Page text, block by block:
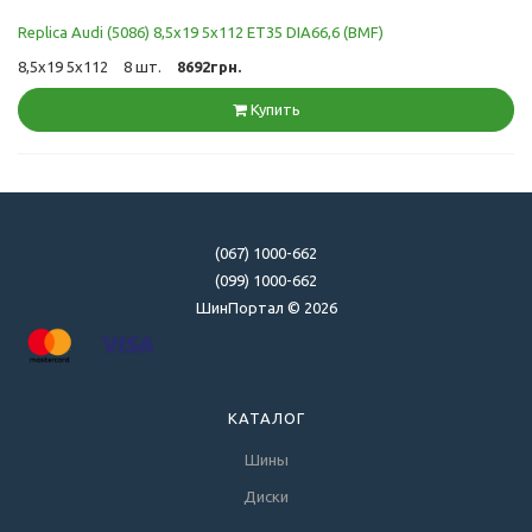
Replica Audi (5086) 8,5x19 5x112 ET35 DIA66,6 (BMF)
8,5x19 5x112 8 шт. 8692грн.
Купить
(067) 1000-662
(099) 1000-662
ШинПортал © 2026
КАТАЛОГ
Шины
Диски